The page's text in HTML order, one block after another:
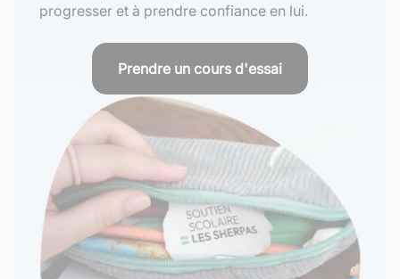
progresser et à prendre confiance en lui.
Prendre un cours d'essai